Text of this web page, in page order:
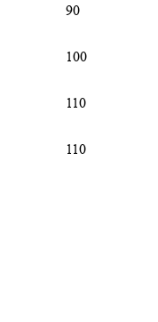
90
100
110
110